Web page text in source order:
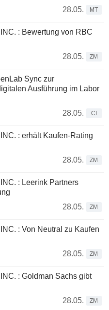
28.05.
MT
: Bewertung von RBC
28.05.
ZM
Sync zur
Ausführung im Labor
28.05.
CI
: erhält Kaufen-Rating
28.05.
ZM
: Leerink Partners
28.05.
ZM
: Von Neutral zu Kaufen
28.05.
ZM
: Goldman Sachs gibt
28.05.
ZM